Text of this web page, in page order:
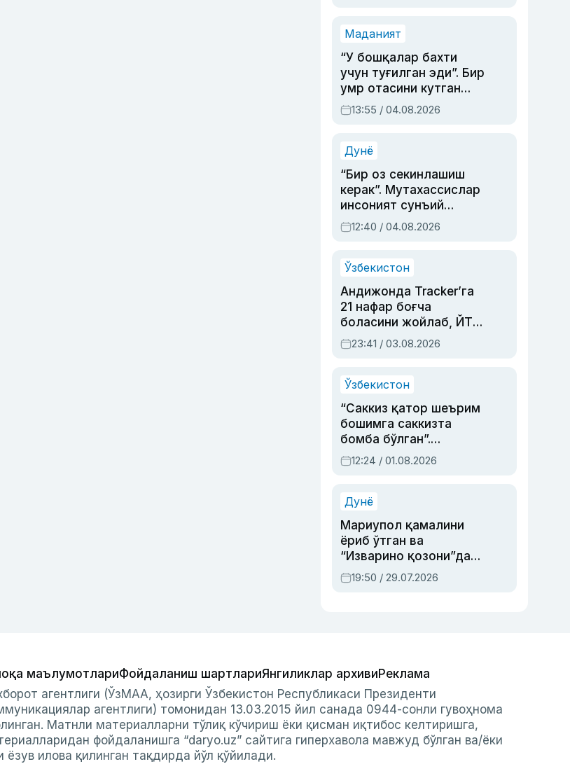
Маданият
“У бошқалар бахти
учун туғилган эди”. Бир
умр отасини кутган
актриса ва дубльяж
устаси Римма
синовларга тўла ҳаёти
13:55 / 04.08.2026
Дунё
“Бир оз секинлашиш
керак”. Мутахассислар
инсоният сунъий
интеллектни бошқара
олмай қолишидан
12:40 / 04.08.2026
Ўзбекистон
Андижонда Tracker’га
21 нафар боғча
боласини жойлаб, ЙТҲ
содир этган аёлга суд
ҳукми ўқилди
23:41 / 03.08.2026
Ўзбекистон
“Саккиз қатор шеърим
бошимга саккизта
бомба бўлган”.
Абдулла Ориповни
сиёсий айбловлардан
12:24 / 01.08.2026
Дунё
Мариупол қамалини
ёриб ўтган ва
“Изварино қозони”дан
чиққан қаҳрамон —
Украина армияси бош
19:50 / 29.07.2026
маълумотлариФойдаланиш шартлариЯнгиликлар архивиРеклама
агентлиги (ЎзМАА, ҳозирги Ўзбекистон Республикаси Президенти
агентлиги) томонидан 13.03.2015 йил санада 0944-сонли гувоҳнома
Матнли материалларни тўлиқ кўчириш ёки қисман иқтибос келтиришга,
фойдаланишга “daryo.uz” сайтига гиперхавола мавжуд бўлган ва/ёки
илова қилинган тақдирда йўл қўйилади.